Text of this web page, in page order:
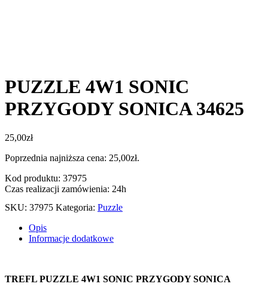
PUZZLE 4W1 SONIC
PRZYGODY SONICA 34625
25,00zł
Poprzednia najniższa cena: 25,00zł.
Kod produktu: 37975
Czas realizacji zamówienia: 24h
SKU: 37975 Kategoria: Puzzle
Opis
Informacje dodatkowe
TREFL PUZZLE 4W1 SONIC PRZYGODY SONICA